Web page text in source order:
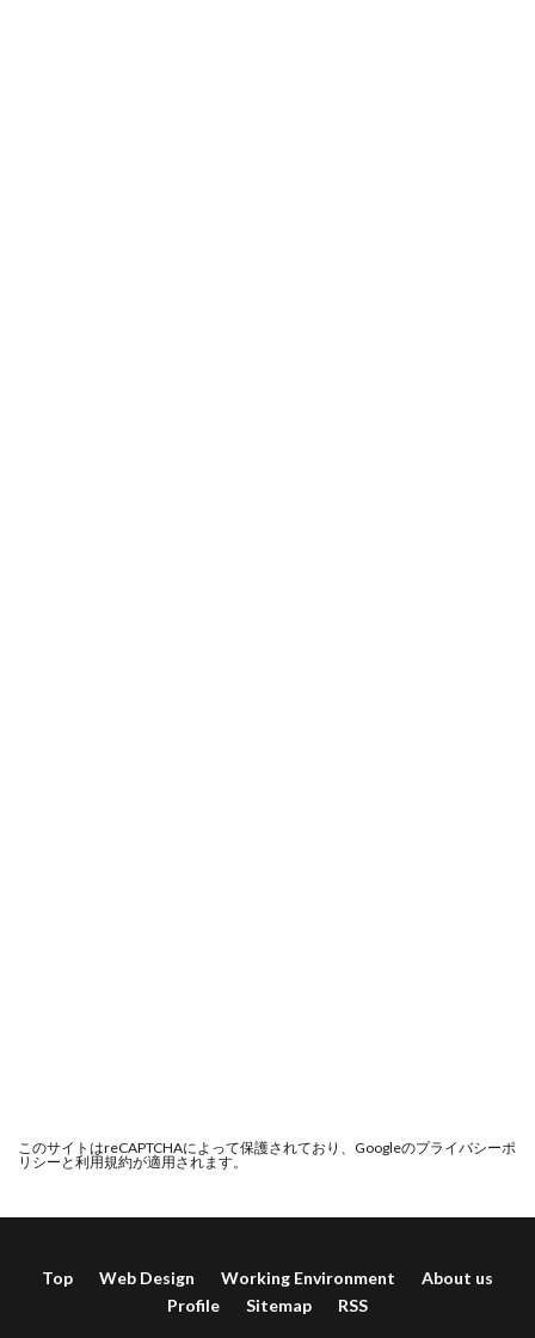
このサイトはreCAPTCHAによって保護されており、Googleのプライバシーポ
リシー と 利用規約が適用されます。
Top Web Design Working Environment
About us
Profile
Sitemap RSS